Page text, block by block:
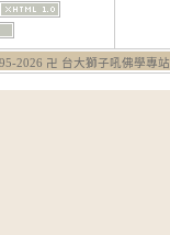
2026 卍 台大獅子吼佛學專站